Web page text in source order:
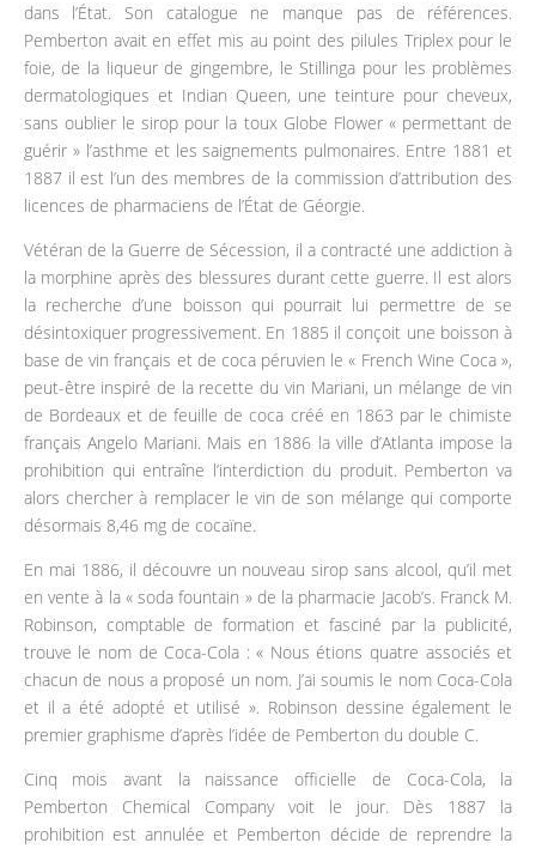
dans l’État. Son catalogue ne manque pas de références.
Pemberton avait en effet mis au point des pilules Triplex pour le
foie, de la liqueur de gingembre, le Stillinga pour les problèmes
dermatologiques et Indian Queen, une teinture pour cheveux,
sans oublier le sirop pour la toux Globe Flower « permettant de
guérir » l’asthme et les saignements pulmonaires. Entre 1881 et
1887 il est l’un des membres de la commission d’attribution des
licences de pharmaciens de l’État de Géorgie.
Vétéran de la Guerre de Sécession, il a contracté une addiction à
la morphine après des blessures durant cette guerre. Il est alors
la recherche d’une boisson qui pourrait lui permettre de se
désintoxiquer progressivement. En 1885 il conçoit une boisson à
base de vin français et de coca péruvien le « French Wine Coca »,
peut-être inspiré de la recette du vin Mariani, un mélange de vin
de Bordeaux et de feuille de coca créé en 1863 par le chimiste
français Angelo Mariani. Mais en 1886 la ville d’Atlanta impose la
prohibition qui entraîne l’interdiction du produit. Pemberton va
alors chercher à remplacer le vin de son mélange qui comporte
désormais 8,46 mg de cocaïne.
En mai 1886, il découvre un nouveau sirop sans alcool, qu’il met
en vente à la « soda fountain » de la pharmacie Jacob’s. Franck M.
Robinson, comptable de formation et fasciné par la publicité,
trouve le nom de Coca-Cola : « Nous étions quatre associés et
chacun de nous a proposé un nom. J’ai soumis le nom Coca-Cola
et il a été adopté et utilisé ». Robinson dessine également le
premier graphisme d’après l’idée de Pemberton du double C.
Cinq mois avant la naissance officielle de Coca-Cola, la
Pemberton Chemical Company voit le jour. Dès 1887 la
prohibition est annulée et Pemberton décide de reprendre la